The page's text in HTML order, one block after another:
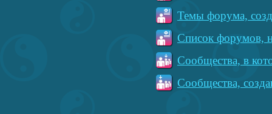
Темы форума,
Список форумов,
Сообщества, в
Сообщества,